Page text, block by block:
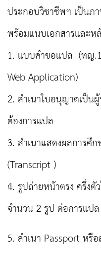
ประกอบวิชาชีพฯ เป็นภ
พร้อมแนบเอกสารและห
1. แบบคำขอแปล (ทญ
Web Application)
2. สำเนาใบอนุญาตเป็
ต้องการแปล
3. สำเนาแสดงผลการศึ
(Transcript )
4. รูปถ่ายหน้าตรง ครึ่ง
จำนวน 2 รูป ต่อการแป
5. สำเนา Passport หรื